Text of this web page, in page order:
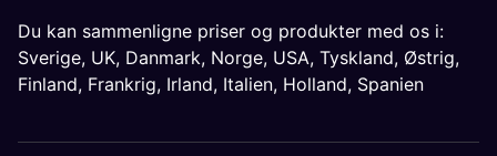
Du kan sammenligne priser og produkter med os i:
Sverige, UK, Danmark, Norge, USA, Tyskland, Østrig,
Finland, Frankrig, Irland, Italien, Holland, Spanien